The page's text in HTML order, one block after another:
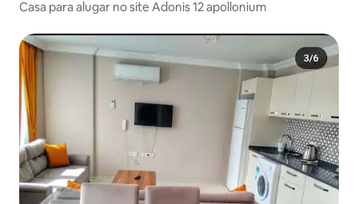
Casa para alugar no site Adonis 12 apollonium